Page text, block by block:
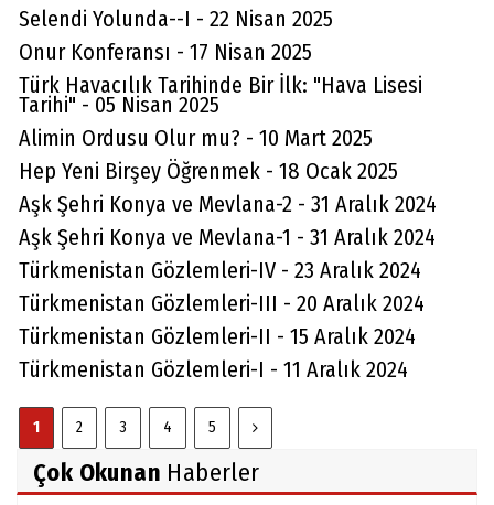
Selendi Yolunda--I - 22 Nisan 2025
Onur Konferansı - 17 Nisan 2025
Türk Havacılık Tarihinde Bir İlk: "Hava Lisesi
Tarihi" - 05 Nisan 2025
Alimin Ordusu Olur mu? - 10 Mart 2025
Hep Yeni Birşey Öğrenmek - 18 Ocak 2025
Aşk Şehri Konya ve Mevlana-2 - 31 Aralık 2024
Aşk Şehri Konya ve Mevlana-1 - 31 Aralık 2024
Türkmenistan Gözlemleri-IV - 23 Aralık 2024
Türkmenistan Gözlemleri-III - 20 Aralık 2024
Türkmenistan Gözlemleri-II - 15 Aralık 2024
Türkmenistan Gözlemleri-I - 11 Aralık 2024
1 2 3 4 5
Çok Okunan Haberler